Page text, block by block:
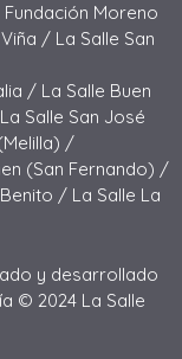
Fundación Moreno
/ La Salle San
/ La Salle Buen
La Salle San José
/
(San Fernando) /
Benito / La Salle La
y desarrollado
© 2024 La Salle